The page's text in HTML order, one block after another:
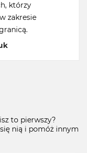
którzy
zakresie
to pierwszy?
nią i pomóż innym